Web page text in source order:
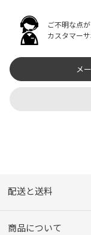
ご不明な点
カスタマー
メ
配送と送料
商品について